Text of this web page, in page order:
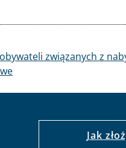
związanych z
Jak